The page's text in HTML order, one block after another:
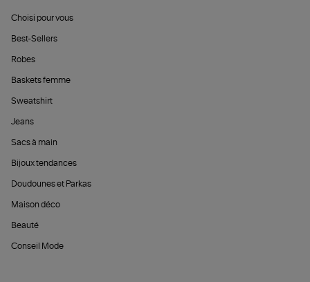
Choisi pour vous
Best-Sellers
Robes
Baskets femme
Sweatshirt
Jeans
Sacs à main
Bijoux tendances
Doudounes et Parkas
Maison déco
Beauté
Conseil Mode